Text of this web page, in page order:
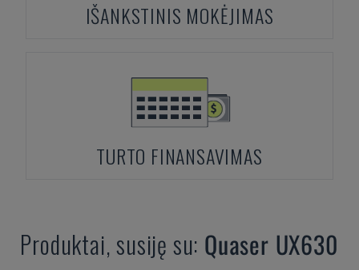
IŠANKSTINIS MOKĖJIMAS
TURTO FINANSAVIMAS
Produktai, susiję su: Quaser UX630